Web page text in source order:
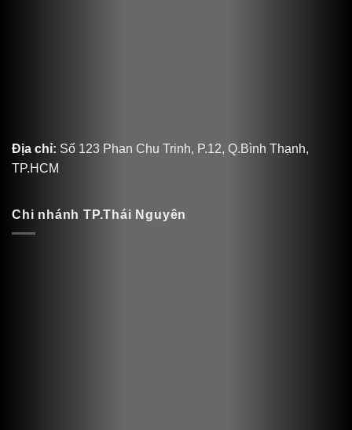
Địa chỉ: Số 123 Phan Chu Trinh, P.12, Q.Bình Thạnh,
TP.HCM
Chi nhánh TP.Thái Nguyên